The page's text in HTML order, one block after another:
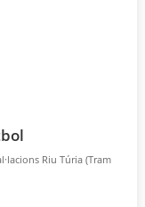
Riu Túria (Tram